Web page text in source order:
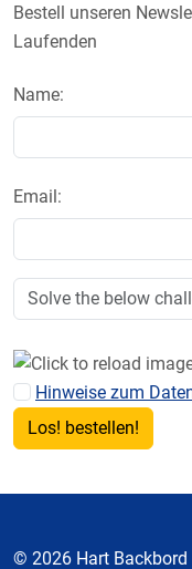
Bestell unseren
Laufenden
Name:
Email:
Hinweise zum
© 2026 Hart Backbord